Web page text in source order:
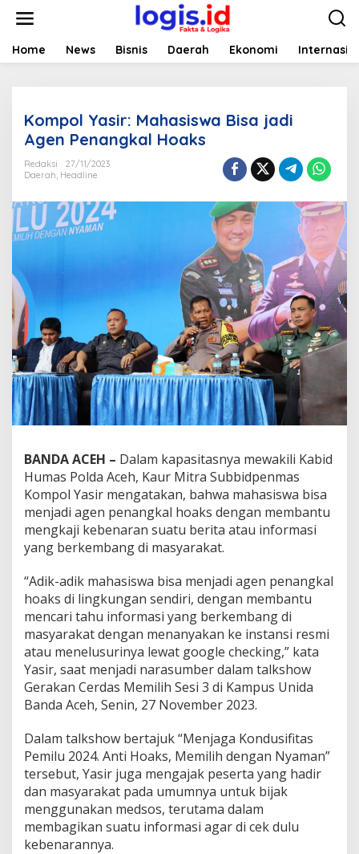
t
Home News Bisnis Daerah Ekonomi
Kompol Yasir: Mahasiswa Bisa jadi
Agen Penangkal Hoaks
Redaksi
27/11/2023
Daerah, Headline
BANDA ACEH – Dalam kapasitasnya mewakili Kabid
Humas Polda Aceh, Kaur Mitra Subbidpenmas
Kompol Yasir mengatakan, bahwa mahasiswa bisa
menjadi agen penangkal hoaks dengan membantu
mengkaji kebenaran suatu berita atau informasi
yang berkembang di masyarakat.
“Adik-adik mahasiswa bisa menjadi agen penangkal
hoaks di lingkungan sendiri, dengan membantu
mencari tahu informasi yang berkembang di
masyarakat dengan menanyakan ke instansi resmi
atau menelusurinya lewat google checking,” kata
Yasir, saat menjadi narasumber dalam talkshow
Gerakan Cerdas Memilih Sesi 3 di Kampus Unida
Banda Aceh, Senin, 27 November 2023.
Dalam talkshow bertajuk “Menjaga Kondusifitas
Pemilu 2024. Anti Hoaks, Memilih dengan Nyaman”
tersebut, Yasir juga mengajak peserta yang hadir
dan masyarakat pada umumnya untuk bijak
menggunakan medsos, terutama dalam
membagikan suatu informasi agar di cek dulu
kebenarannya.